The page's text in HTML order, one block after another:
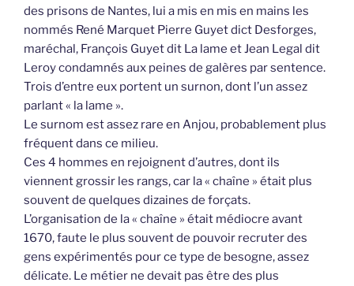
des prisons de Nantes, lui a mis en mis en mains les
nommés René Marquet Pierre Guyet dict Desforges,
maréchal, François Guyet dit La lame et Jean Legal dit
Leroy condamnés aux peines de galères par sentence.
Trois d’entre eux portent un surnon, dont l’un assez
parlant « la lame ».
Le surnom est assez rare en Anjou, probablement plus
fréquent dans ce milieu.
Ces 4 hommes en rejoignent d’autres, dont ils
viennent grossir les rangs, car la « chaîne » était plus
souvent de quelques dizaines de forçats.
L’organisation de la « chaîne » était médiocre avant
1670, faute le plus souvent de pouvoir recruter des
gens expérimentés pour ce type de besogne, assez
délicate. Le métier ne devait pas être des plus